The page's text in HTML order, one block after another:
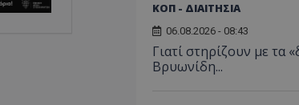
ΚΟΠ - ΔΙΑΙΤΗΣΙΑ
06.08.2026 - 08:43
Γιατί στηρίζουν με τα
Βρυωνίδη...